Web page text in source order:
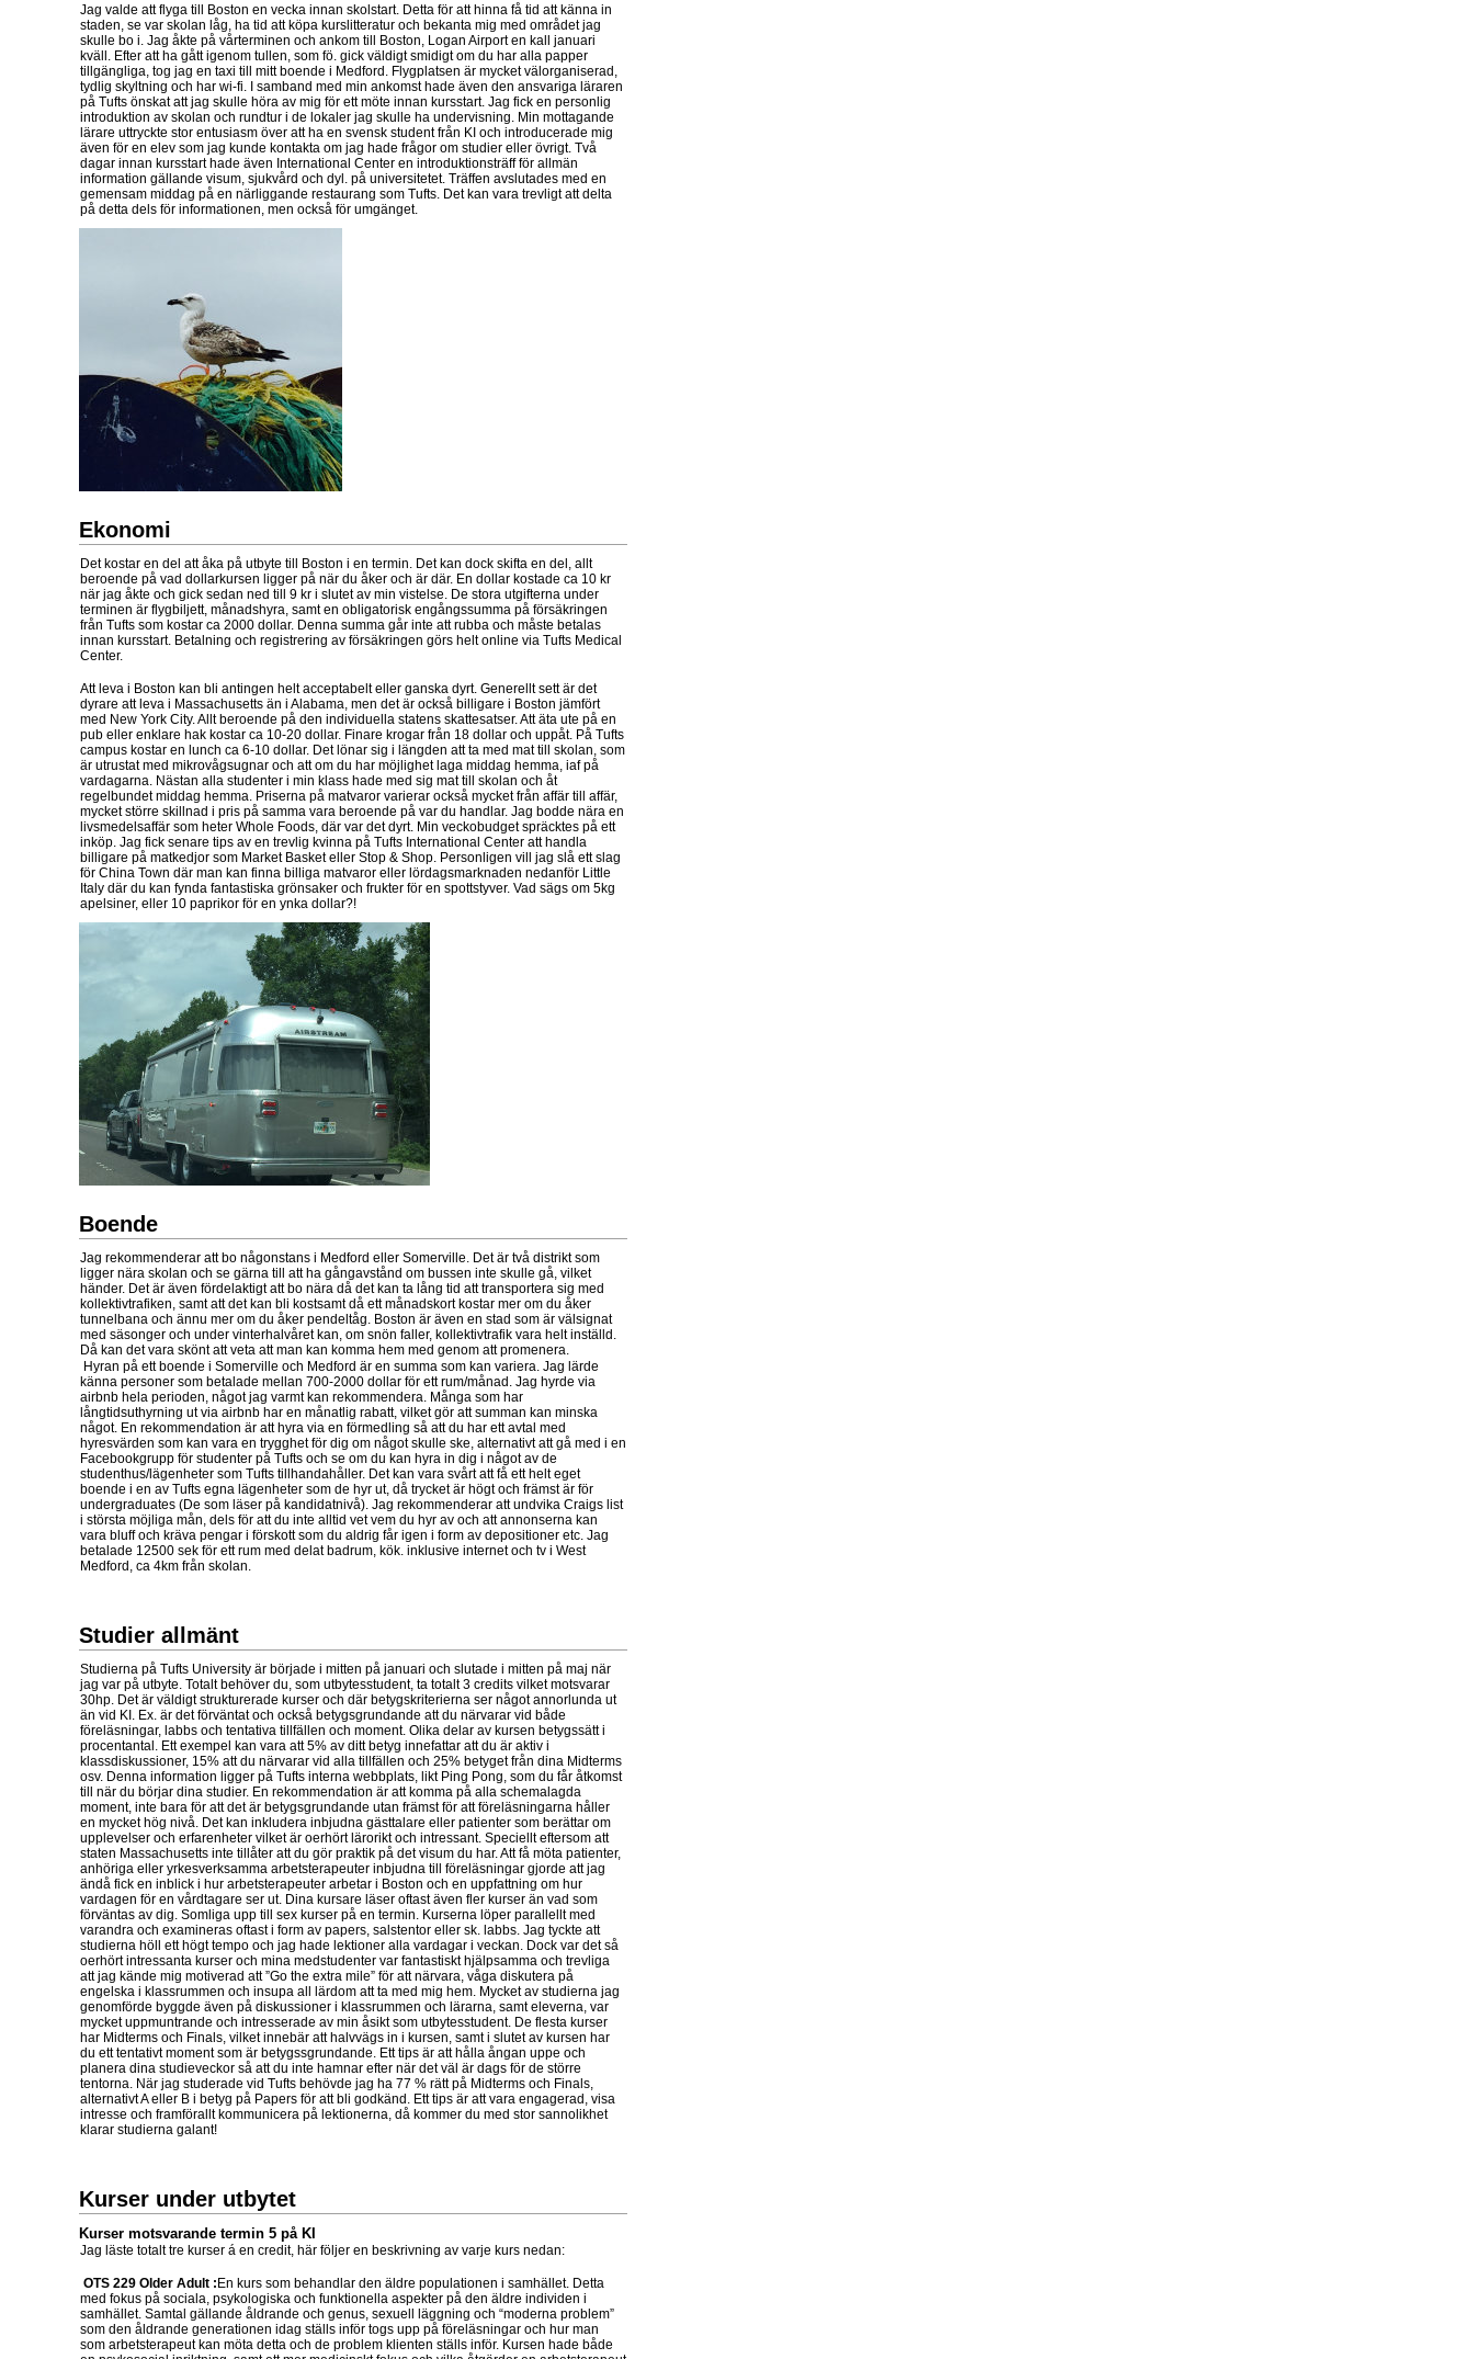
Jag valde att flyga till Boston en vecka innan skolstart. Detta för att hinna få tid att känna in
staden, se var skolan låg, ha tid att köpa kurslitteratur och bekanta mig med området jag
skulle bo i. Jag åkte på vårterminen och ankom till Boston, Logan Airport en kall januari
kväll. Efter att ha gått igenom tullen, som fö. gick väldigt smidigt om du har alla papper
tillgängliga, tog jag en taxi till mitt boende i Medford. Flygplatsen är mycket välorganiserad,
tydlig skyltning och har wi-fi. I samband med min ankomst hade även den ansvariga läraren
på Tufts önskat att jag skulle höra av mig för ett möte innan kursstart. Jag fick en personlig
introduktion av skolan och rundtur i de lokaler jag skulle ha undervisning. Min mottagande
lärare uttryckte stor entusiasm över att ha en svensk student från KI och introducerade mig
även för en elev som jag kunde kontakta om jag hade frågor om studier eller övrigt. Två
dagar innan kursstart hade även International Center en introduktionsträff för allmän
information gällande visum, sjukvård och dyl. på universitetet. Träffen avslutades med en
gemensam middag på en närliggande restaurang som Tufts. Det kan vara trevligt att delta
på detta dels för informationen, men också för umgänget.
Ekonomi
Det kostar en del att åka på utbyte till Boston i en termin. Det kan dock skifta en del, allt
beroende på vad dollarkursen ligger på när du åker och är där. En dollar kostade ca 10 kr
när jag åkte och gick sedan ned till 9 kr i slutet av min vistelse. De stora utgifterna under
terminen är flygbiljett, månadshyra, samt en obligatorisk engångssumma på försäkringen
från Tufts som kostar ca 2000 dollar. Denna summa går inte att rubba och måste betalas
innan kursstart. Betalning och registrering av försäkringen görs helt online via Tufts Medical
Center.
Att leva i Boston kan bli antingen helt acceptabelt eller ganska dyrt. Generellt sett är det
dyrare att leva i Massachusetts än i Alabama, men det är också billigare i Boston jämfört
med New York City. Allt beroende på den individuella statens skattesatser. Att äta ute på en
pub eller enklare hak kostar ca 10-20 dollar. Finare krogar från 18 dollar och uppåt. På Tufts
campus kostar en lunch ca 6-10 dollar. Det lönar sig i längden att ta med mat till skolan, som
är utrustat med mikrovågsugnar och att om du har möjlighet laga middag hemma, iaf på
vardagarna. Nästan alla studenter i min klass hade med sig mat till skolan och åt
regelbundet middag hemma. Priserna på matvaror varierar också mycket från affär till affär,
mycket större skillnad i pris på samma vara beroende på var du handlar. Jag bodde nära en
livsmedelsaffär som heter Whole Foods, där var det dyrt. Min veckobudget spräcktes på ett
inköp. Jag fick senare tips av en trevlig kvinna på Tufts International Center att handla
billigare på matkedjor som Market Basket eller Stop & Shop. Personligen vill jag slå ett slag
för China Town där man kan finna billiga matvaror eller lördagsmarknaden nedanför Little
Italy där du kan fynda fantastiska grönsaker och frukter för en spottstyver. Vad sägs om 5kg
apelsiner, eller 10 paprikor för en ynka dollar?!
Boende
Jag rekommenderar att bo någonstans i Medford eller Somerville. Det är två distrikt som
ligger nära skolan och se gärna till att ha gångavstånd om bussen inte skulle gå, vilket
händer. Det är även fördelaktigt att bo nära då det kan ta lång tid att transportera sig med
kollektivtrafiken, samt att det kan bli kostsamt då ett månadskort kostar mer om du åker
tunnelbana och ännu mer om du åker pendeltåg. Boston är även en stad som är välsignat
med säsonger och under vinterhalvåret kan, om snön faller, kollektivtrafik vara helt inställd.
Då kan det vara skönt att veta att man kan komma hem med genom att promenera.
Hyran på ett boende i Somerville och Medford är en summa som kan variera. Jag lärde
känna personer som betalade mellan 700-2000 dollar för ett rum/månad. Jag hyrde via
airbnb hela perioden, något jag varmt kan rekommendera. Många som har
långtidsuthyrning ut via airbnb har en månatlig rabatt, vilket gör att summan kan minska
något. En rekommendation är att hyra via en förmedling så att du har ett avtal med
hyresvärden som kan vara en trygghet för dig om något skulle ske, alternativt att gå med i en
Facebookgrupp för studenter på Tufts och se om du kan hyra in dig i något av de
studenthus/lägenheter som Tufts tillhandahåller. Det kan vara svårt att få ett helt eget
boende i en av Tufts egna lägenheter som de hyr ut, då trycket är högt och främst är för
undergraduates (De som läser på kandidatnivå). Jag rekommenderar att undvika Craigs list
i största möjliga mån, dels för att du inte alltid vet vem du hyr av och att annonserna kan
vara bluff och kräva pengar i förskott som du aldrig får igen i form av depositioner etc. Jag
betalade 12500 sek för ett rum med delat badrum, kök. inklusive internet och tv i West
Medford, ca 4km från skolan.
Studier allmänt
Studierna på Tufts University är började i mitten på januari och slutade i mitten på maj när
jag var på utbyte. Totalt behöver du, som utbytesstudent, ta totalt 3 credits vilket motsvarar
30hp. Det är väldigt strukturerade kurser och där betygskriterierna ser något annorlunda ut
än vid KI. Ex. är det förväntat och också betygsgrundande att du närvarar vid både
föreläsningar, labbs och tentativa tillfällen och moment. Olika delar av kursen betygssätt i
procentantal. Ett exempel kan vara att 5% av ditt betyg innefattar att du är aktiv i
klassdiskussioner, 15% att du närvarar vid alla tillfällen och 25% betyget från dina Midterms
osv. Denna information ligger på Tufts interna webbplats, likt Ping Pong, som du får åtkomst
till när du börjar dina studier. En rekommendation är att komma på alla schemalagda
moment, inte bara för att det är betygsgrundande utan främst för att föreläsningarna håller
en mycket hög nivå. Det kan inkludera inbjudna gästtalare eller patienter som berättar om
upplevelser och erfarenheter vilket är oerhört lärorikt och intressant. Speciellt eftersom att
staten Massachusetts inte tillåter att du gör praktik på det visum du har. Att få möta patienter,
anhöriga eller yrkesverksamma arbetsterapeuter inbjudna till föreläsningar gjorde att jag
ändå fick en inblick i hur arbetsterapeuter arbetar i Boston och en uppfattning om hur
vardagen för en vårdtagare ser ut. Dina kursare läser oftast även fler kurser än vad som
förväntas av dig. Somliga upp till sex kurser på en termin. Kurserna löper parallellt med
varandra och examineras oftast i form av papers, salstentor eller sk. labbs. Jag tyckte att
studierna höll ett högt tempo och jag hade lektioner alla vardagar i veckan. Dock var det så
oerhört intressanta kurser och mina medstudenter var fantastiskt hjälpsamma och trevliga
att jag kände mig motiverad att ”Go the extra mile” för att närvara, våga diskutera på
engelska i klassrummen och insupa all lärdom att ta med mig hem. Mycket av studierna jag
genomförde byggde även på diskussioner i klassrummen och lärarna, samt eleverna, var
mycket uppmuntrande och intresserade av min åsikt som utbytesstudent. De flesta kurser
har Midterms och Finals, vilket innebär att halvvägs in i kursen, samt i slutet av kursen har
du ett tentativt moment som är betygssgrundande. Ett tips är att hålla ångan uppe och
planera dina studieveckor så att du inte hamnar efter när det väl är dags för de större
tentorna. När jag studerade vid Tufts behövde jag ha 77 % rätt på Midterms och Finals,
alternativt A eller B i betyg på Papers för att bli godkänd. Ett tips är att vara engagerad, visa
intresse och framförallt kommunicera på lektionerna, då kommer du med stor sannolikhet
klarar studierna galant!
Kurser under utbytet
Kurser motsvarande termin 5 på KI
Jag läste totalt tre kurser á en credit, här följer en beskrivning av varje kurs nedan:
OTS 229 Older Adult :En kurs som behandlar den äldre populationen i samhället. Detta
med fokus på sociala, psykologiska och funktionella aspekter på den äldre individen i
samhället. Samtal gällande åldrande och genus, sexuell läggning och “moderna problem”
som den åldrande generationen idag ställs inför togs upp på föreläsningar och hur man
som arbetsterapeut kan möta detta och de problem klienten ställs inför. Kursen hade både